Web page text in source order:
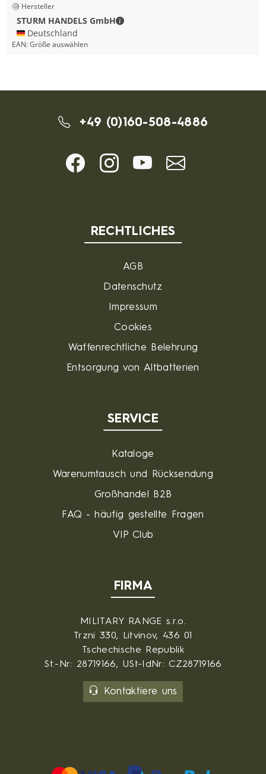
Hersteller
STURM HANDELS GmbH
STURM HANDELS GmbH -
🇩🇪 Deutschland
EAN:Größe auswählen
+49 (0)160-508-4886
RECHTLICHES
AGB
Datenschutz
Impressum
Cookies
Waffenrechtliche Belehrung
Entsorgung von Altbatterien
SERVICE
Kataloge
Warenumtausch und Rücksendung
Großhandel B2B
FAQ - häufig gestellte Fragen
VIP Club
FIRMA
MILITARY RANGE s.r.o.
Trzni 330, Litvinov, 436 01
Tschechische Republik
St.-Nr: 28719166, USt-IdNr: CZ28719166
Kontaktiere uns